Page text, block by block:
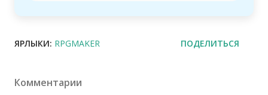
ЯРЛЫКИ: RPGMAKER ПОДЕЛИТЬСЯ
Комментарии